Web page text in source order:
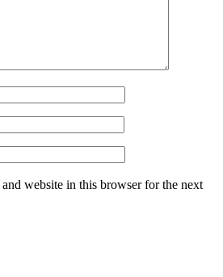
website in this browser for the next